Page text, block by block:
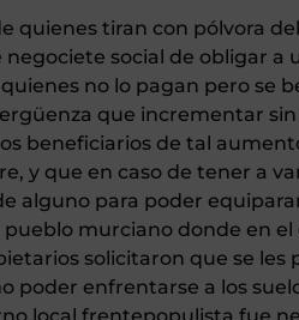
quienes tiran con pólvora
social de obligar a
no lo pagan pero se
que incrementar
beneficiarios de tal
y que en caso de tener a
alguno para poder
murciano donde en el
solicitaron que se les
poder enfrentarse a los